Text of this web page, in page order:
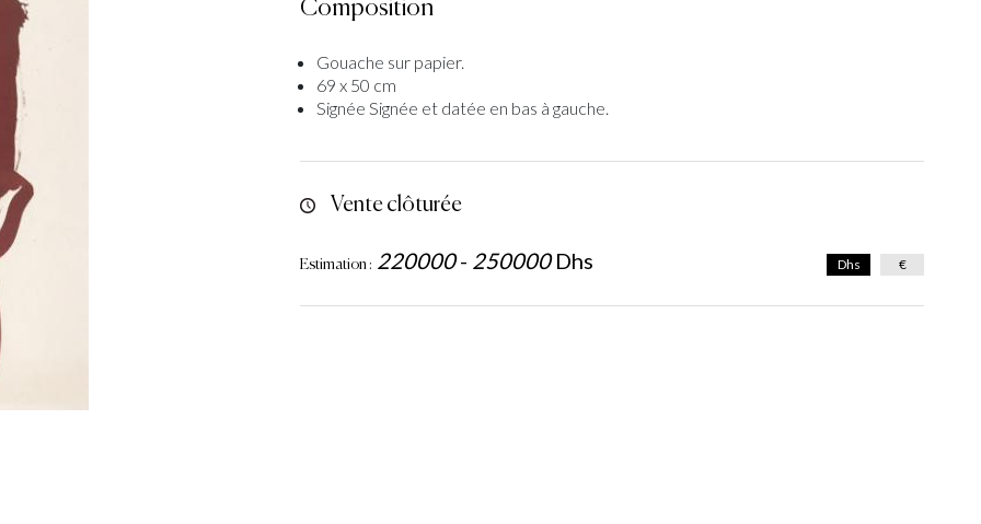
Composition
Gouache sur papier.
69 x 50 cm
Signée Signée et datée en bas à gauche.
Vente clôturée
Estimation : 220000- 250000 Dhs Dhs €